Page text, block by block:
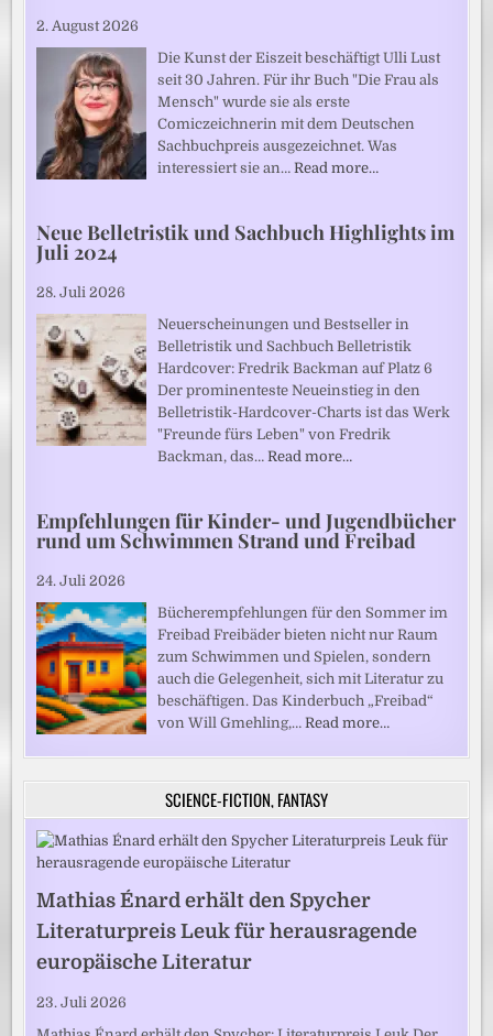
2. August 2026
Die Kunst der Eiszeit beschäftigt Ulli Lust
seit 30 Jahren. Für ihr Buch "Die Frau als
Mensch" wurde sie als erste
Comiczeichnerin mit dem Deutschen
Sachbuchpreis ausgezeichnet. Was
interessiert sie an…Read more…
Neue Belletristik und Sachbuch Highlights im
Juli 2024
28. Juli 2026
Neuerscheinungen und Bestseller in
Belletristik und Sachbuch Belletristik
Hardcover: Fredrik Backman auf Platz 6
Der prominenteste Neueinstieg in den
Belletristik-Hardcover-Charts ist das Werk
"Freunde fürs Leben" von Fredrik
Backman, das…Read more…
Empfehlungen für Kinder- und Jugendbücher
rund um Schwimmen Strand und Freibad
24. Juli 2026
Bücherempfehlungen für den Sommer im
Freibad Freibäder bieten nicht nur Raum
zum Schwimmen und Spielen, sondern
auch die Gelegenheit, sich mit Literatur zu
beschäftigen. Das Kinderbuch „Freibad“
von Will Gmehling,…Read more…
SCIENCE-FICTION, FANTASY
Mathias Énard erhält den Spycher
Literaturpreis Leuk für herausragende
europäische Literatur
23. Juli 2026